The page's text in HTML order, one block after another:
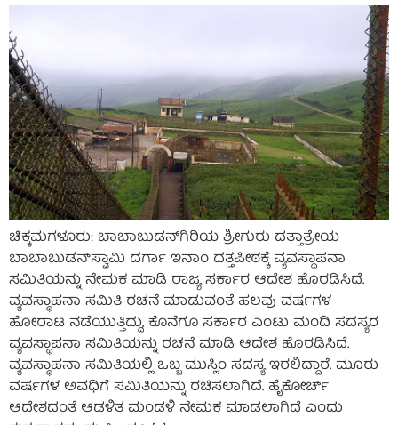
ಚಿಕ್ಕಮಗಳೂರು: ಬಾಬಾಬುಡನ್‌ಗಿರಿಯ ಶ್ರೀಗುರು ದತ್ತಾತ್ರೇಯ
ಬಾಬಾಬುಡನ್‌ಸ್ವಾಮಿ ದರ್ಗಾ ಇನಾಂ ದತ್ತಪೀಠಕ್ಕೆ ವ್ಯವಸ್ಥಾಪನಾ
ಸಮಿತಿಯನ್ನು ನೇಮಕ ಮಾಡಿ ರಾಜ್ಯ ಸರ್ಕಾರ ಆದೇಶ ಹೊರಡಿಸಿದೆ.
ವ್ಯವಸ್ಥಾಪನಾ ಸಮಿತಿ ರಚನೆ ಮಾಡುವಂತೆ ಹಲವು ವರ್ಷಗಳ
ಹೋರಾಟ ನಡೆಯುತ್ತಿದ್ದು, ಕೊನೆಗೂ ಸರ್ಕಾರ ಎಂಟು ಮಂದಿ ಸದಸ್ಯರ
ವ್ಯವಸ್ಥಾಪನಾ ಸಮಿತಿಯನ್ನು ರಚನೆ ಮಾಡಿ ಆದೇಶ ಹೊರಡಿಸಿದೆ.
ವ್ಯವಸ್ಥಾಪನಾ ಸಮಿತಿಯಲ್ಲಿ ಒಬ್ಬ ಮುಸ್ಲಿಂ ಸದಸ್ಯ ಇರಲಿದ್ದಾರೆ. ಮೂರು
ವರ್ಷಗಳ ಅವಧಿಗೆ ಸಮಿತಿಯನ್ನು ರಚಿಸಲಾಗಿದೆ. ಹೈಕೋರ್ಚ್‌
ಆದೇಶದಂತೆ ಆಡಳಿತ ಮಂಡಳಿ ನೇಮಕ ಮಾಡಲಾಗಿದೆ ಎಂದು